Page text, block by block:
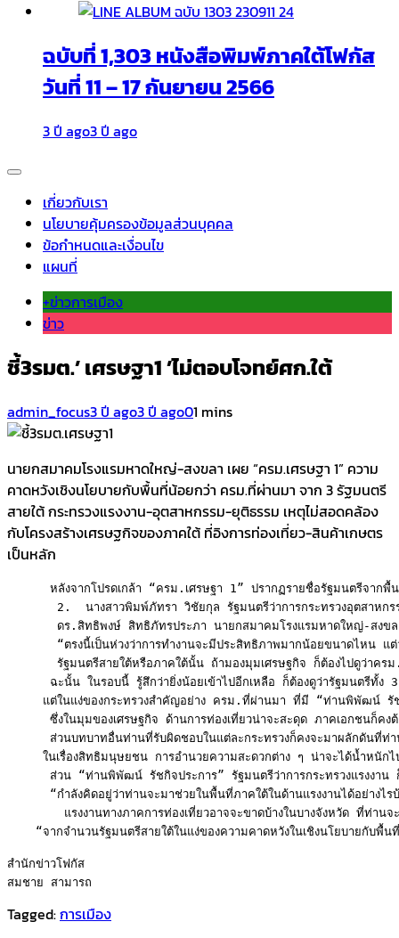
ฉบับที่ 1,303 หนังสือพิมพ์ภาคใต้โฟกัส
วันที่ 11 – 17 กันยายน 2566
3 ปี ago3 ปี ago
เกี่ยวกับเรา
นโยบายคุ้มครองข้อมูลส่วนบุคคล
ข้อกำหนดและเงื่อนไข
แผนที่
+ข่าวการเมือง
ข่าว
ชี้3รมต.’ เศรษฐา1 ’ไม่ตอบโจทย์ศก.ใต้
admin_focus3 ปี ago3 ปี ago01 mins
นายกสมาคมโรงแรมหาดใหญ่-สงขลา เผย “ครม.เศรษฐา 1” ความ
คาดหวังเชิงนโยบายกับพื้นที่น้อยกว่า ครม.ที่ผ่านมา จาก 3 รัฐมนตรี
สายใต้ กระทรวงแรงงาน-อุตสาหกรรม-ยุติธรรม เหตุไม่สอดคล้อง
กับโครงสร้างเศรษฐกิจของภาคใต้ ที่อิงการท่องเที่ยว-สินค้าเกษตร
เป็นหลัก
หลังจากโปรดเกล้า “ครม.เศรษฐา 1” ปรากฏรายชื่อรัฐมนตรีจา
2.  นางสาวพิมพ์ภัทรา วิชัยกุล รัฐมนตรีว่าการกระทรวงอุตสาหก
ดร.สิทธิพงษ์ สิทธิภัทรประภา นายกสมาคมโรงแรมหาดใหญ่-สงข
“ตรงนี้เป็นห่วงว่าการทำงานจะมีประสิทธิภาพมากน้อยขนาดไหน แต่
รัฐมนตรีสายใต้หรือภาคใต้นั้น ถ้ามองมุมเศรษฐกิจ ก็ต้องไปดูว่าค
ฉะนั้น ในรอบนี้ รู้สึกว่ายิ่งน้อยเข้าไปอีกเหลือ ก็ต้องดูว่ารัฐมนตรีทั้
แต่ในแง่ของกระทรวงสำคัญอย่าง ครม.ที่ผ่านมา ที่มี “ท่านพิพัฒน์ รัช
ซึ่งในมุมของเศรษฐกิจ ด้านการท่องเที่ยวน่าจะสะดุด ภาคเอกชนก็ค
ส่วนบทบาทอื่นท่านที่รับผิดชอบในแต่ละกระทรวงก็คงจะมาผลักดันที่ท่
ในเรื่องสิทธิมนุษยชน การอำนวยความสะดวกต่าง ๆ น่าจะได้น้ำหนัก
ส่วน “ท่านพิพัฒน์ รัชกิจประการ” รัฐมนตรีว่าการกระทรวงแรงงาน
“กำลังคิดอยู่ว่าท่านจะมาช่วยในพื้นที่ภาคใต้ในด้านแรงงานได้อย่างไ
แรงงานทางภาคการท่องเที่ยวอาจจะขาดบ้างในบางจังหวัด ที่ท่า
“จากจำนวนรัฐมนตรีสายใต้ในแง่ของความคาดหวังในเชิงนโยบายกับพื้
สำนักข่าวโฟกัส
สมชาย สามารถ
Tagged:การเมือง